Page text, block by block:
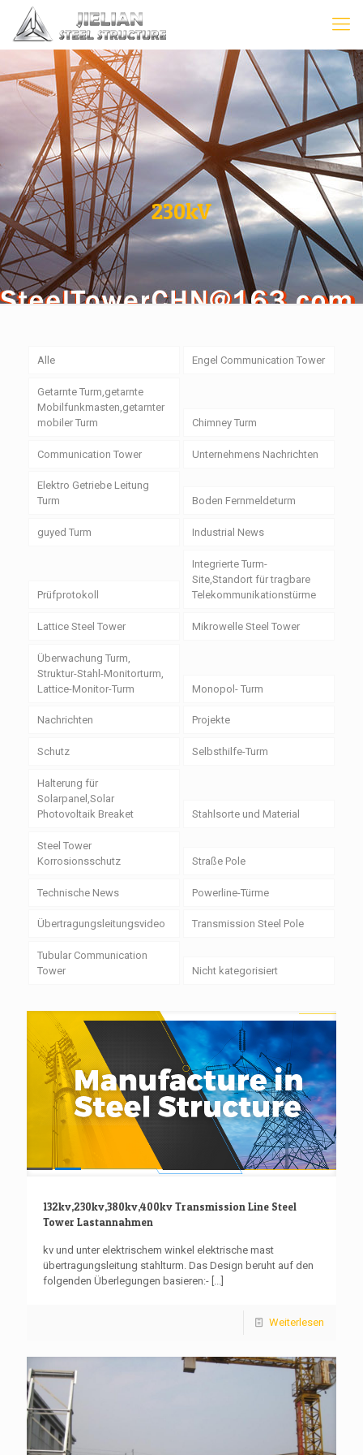
230kV
Alle Engel Communication Tower
Getarnte Turm,getarnte
Mobilfunkmasten,getarnter
mobiler Turm
Chimney Turm
Communication Tower Unternehmens Nachrichten
Elektro Getriebe Leitung
Turm
Boden Fernmeldeturm
guyed Turm Industrial News
Prüfprotokoll
Integrierte Turm-
Site,Standort für tragbare
Telekommunikationstürme
Lattice Steel Tower Mikrowelle Steel Tower
Überwachung Turm,
Struktur-Stahl-Monitorturm,
Lattice-Monitor-Turm
Monopol- Turm
Nachrichten Projekte
Schutz Selbsthilfe-Turm
Halterung für
Solarpanel,Solar
Photovoltaik Breaket
Stahlsorte und Material
Steel Tower
Korrosionsschutz
Straße Pole
Technische News Powerline-Türme
Übertragungsleitungsvideo Transmission Steel Pole
Tubular Communication
Tower
Nicht kategorisiert
132kv,230kv,380kv,400kv Transmission Line Steel
Tower Lastannahmen
kv und unter elektrischem winkel elektrische mast
übertragungsleitung stahlturm. Das Design beruht auf den
folgenden Überlegungen basieren:-
Weiterlesen